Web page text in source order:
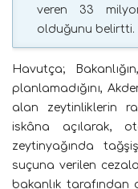
veren 33
olduğunu belirtti.
Havutça;
planlamadığını,
alan zeytinliklerin
iskâna açılarak,
zeytinyağında
suçuna verilen
bakanlık tarafından